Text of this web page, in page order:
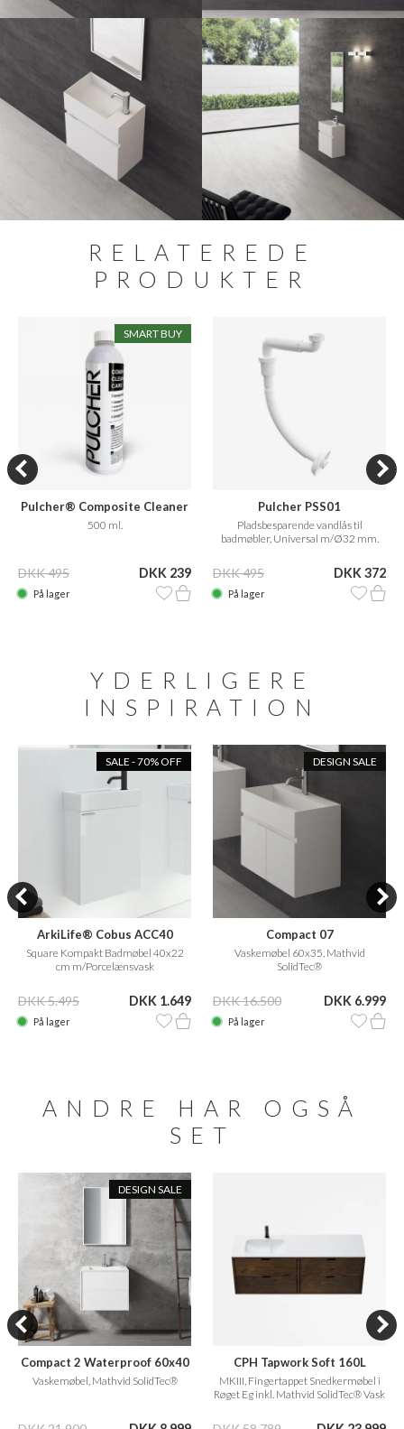
RELATEREDE
PRODUKTER
SMART BUY
Pulcher® Composite Cleaner
Care
500 ml.
DKK 495 DKK 239
På lager
Pulcher PSS01
Pladsbesparende vandlås til
badmøbler, Universal m/Ø32 mm.
DKK 495 DKK 372
På lager
YDERLIGERE
INSPIRATION
SALE - 70% OFF
ArkiLife® Cobus ACC40
Square Kompakt Badmøbel 40x22
cm m/Porcelænsvask
DKK 5.495 DKK 1.649
På lager
DESIGN SALE
Compact 07
Vaskemøbel 60x35, Mathvid
SolidTec®
DKK 16.500 DKK 6.999
På lager
ANDRE HAR OGSÅ
SET
DESIGN SALE
Compact 2 Waterproof 60x40
Vaskemøbel, Mathvid SolidTec®
CPH Tapwork Soft 160L
MKIII, Fingertappet Snedkermøbel i
Røget Eg inkl. Mathvid SolidTec® Vask